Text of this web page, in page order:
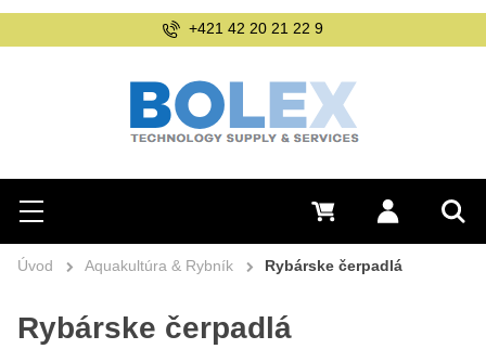
Hľadať
Menu Prihlásiť sa
0 €
+421 42 20 21 22 9
Úvod Aquakultúra & Rybník Rybárske čerpadlá
Rybárske čerpadlá